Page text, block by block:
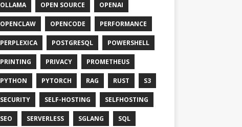
OLLAMA OPEN SOURCE OPENAI
OPENCLAW OPENCODE PERFORMANCE
PERPLEXICA POSTGRESQL POWERSHELL
PRINTING PRIVACY PROMETHEUS
PYTHON PYTORCH RAG RUST S3
SECURITY SELF-HOSTING SELFHOSTING
SEO SERVERLESS SGLANG SQL